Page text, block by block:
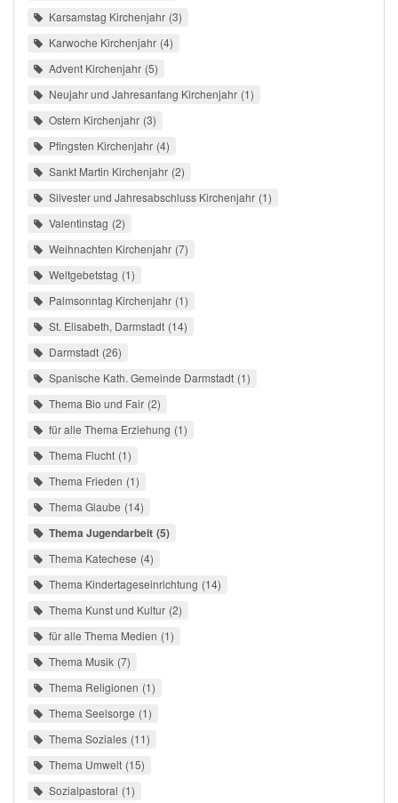
Karsamstag Kirchenjahr 3
Karwoche Kirchenjahr 4
Advent Kirchenjahr 5
Neujahr und Jahresanfang Kirchenjahr 1
Ostern Kirchenjahr 3
Pfingsten Kirchenjahr 4
Sankt Martin Kirchenjahr 2
Silvester und Jahresabschluss Kirchenjahr 1
Valentinstag 2
Weihnachten Kirchenjahr 7
Weltgebetstag 1
Palmsonntag Kirchenjahr 1
St. Elisabeth, Darmstadt 14
Darmstadt 26
Spanische Kath. Gemeinde Darmstadt 1
Thema Bio und Fair 2
für alle Thema Erziehung 1
Thema Flucht 1
Thema Frieden 1
Thema Glaube 14
Thema Jugendarbeit 5
Thema Katechese 4
Thema Kindertageseinrichtung 14
Thema Kunst und Kultur 2
für alle Thema Medien 1
Thema Musik 7
Thema Religionen 1
Thema Seelsorge 1
Thema Soziales 11
Thema Umwelt 15
Sozialpastoral 1